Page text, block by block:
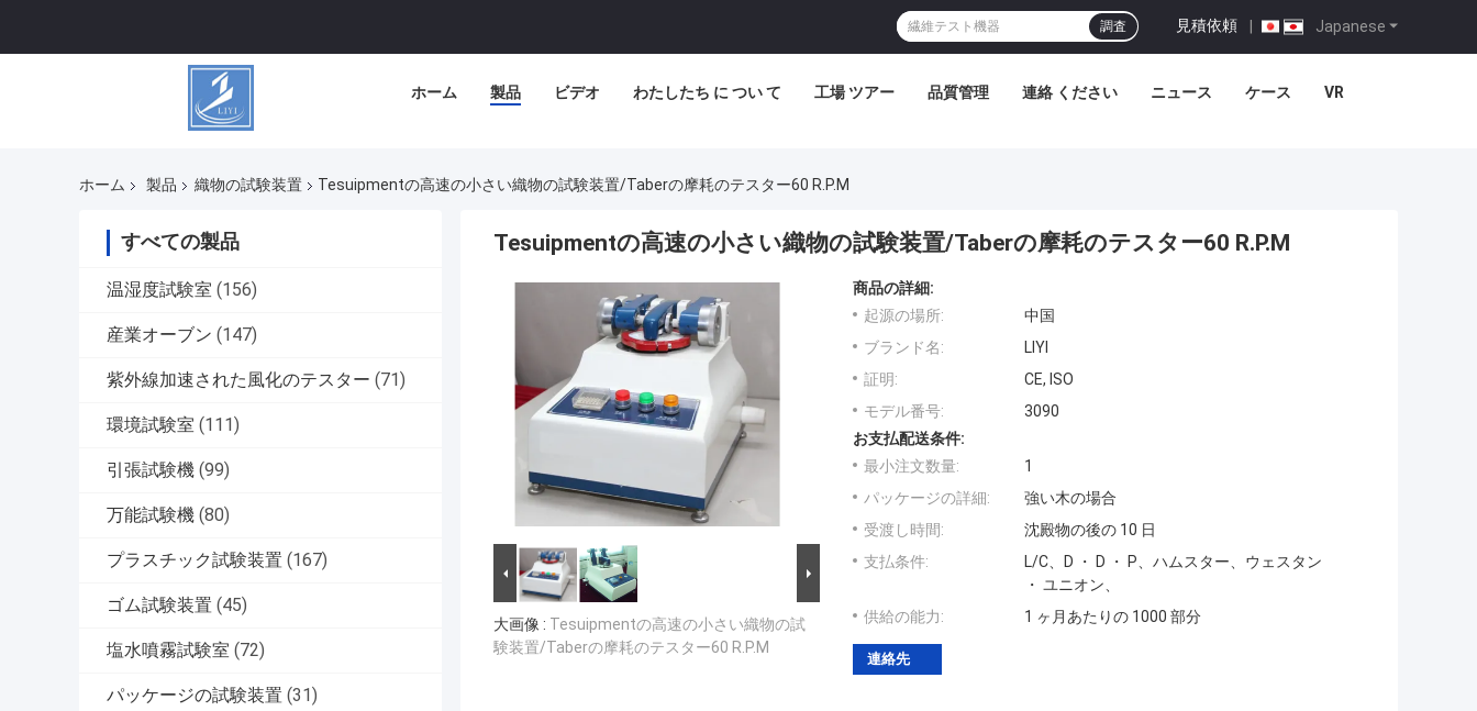
Japanese
見積依頼 |
調査
ホーム 製品 ビデオ わたしたち に つい て 工場 ツアー 品質管理 連絡 ください ニュース ケース VR
ホーム 製品 織物の試験装置 Tesuipmentの高速の小さい織物の試験装置/Taberの摩耗のテスター60 R.P.M
すべての製品
温湿度試験室 (156)
産業オーブン (147)
紫外線加速された風化のテスター (71)
環境試験室 (111)
引張試験機 (99)
万能試験機 (80)
プラスチック試験装置 (167)
ゴム試験装置 (45)
塩水噴霧試験室 (72)
パッケージの試験装置 (31)
Tesuipmentの高速の小さい織物の試験装置/Taberの摩耗のテスター60 R.P.M
大画像 : Tesuipmentの高速の小さい織物の試
験装置/Taberの摩耗のテスター60 R.P.M
商品の詳細:
起源の場所:
中国
ブランド名:
LIYI
証明:
CE, ISO
モデル番号:
3090
お支払配送条件:
最小注文数量:
1
パッケージの詳細:
強い木の場合
受渡し時間:
沈殿物の後の 10 日
支払条件:
L/C、D ・ D ・ P、ハムスター、ウェスタン
・ ユニオン、
供給の能力:
1 ヶ月あたりの 1000 部分
連絡先